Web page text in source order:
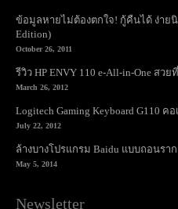
ข้อมูลหายไม่ต้องตกใจ! กู้คืนได้ ง่ายนิด
Edition)
October 26, 2011
รีวิว HP ENVY 110 e-All-in-One ส
March 26, 2012
Logitech Gaming Keyboard G110 ค
July 22, 2012
ล้างบางโปรแกรม Baidu แบบถอนรา
May 5, 2014
Newsletter